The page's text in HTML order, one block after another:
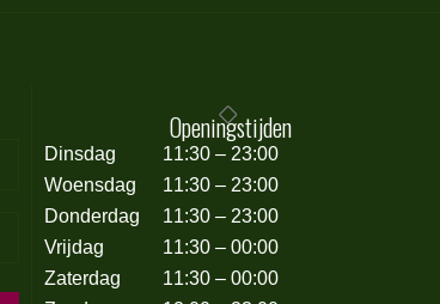
Openingstijden
Dinsdag
11:30 – 23:00
Woensdag
11:30 – 23:00
Donderdag
11:30 – 23:00
Vrijdag
11:30 – 00:00
Zaterdag
11:30 – 00:00